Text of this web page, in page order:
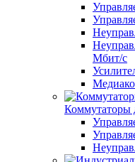
Мбит/с
Коммутаторы